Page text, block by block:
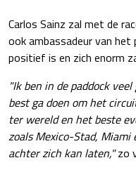
Carlos Sainz zal met de
ook ambassadeur van
positief is en zich enorm
"Ik ben in de paddock
best ga doen om het
ter wereld en het beste
zoals Mexico-Stad, Miami
achter zich kan laten,"zo